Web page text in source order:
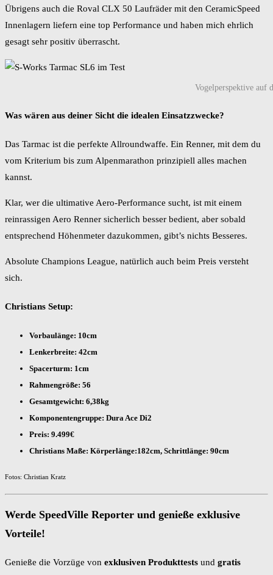
Übrigens auch die Roval CLX 50 Laufräder mit den CeramicSpeed
Innenlagern liefern eine top Performance und haben mich ehrlich
gesagt sehr positiv überrascht.
Vogelperspektive auf
Was wären aus deiner Sicht die idealen Einsatzzwecke?
Das Tarmac ist die perfekte Allroundwaffe. Ein Renner, mit dem du
vom Kriterium bis zum Alpenmarathon prinzipiell alles machen
kannst.
Klar, wer die ultimative Aero-Performance sucht, ist mit einem
reinrassigen Aero Renner sicherlich besser bedient, aber sobald
entsprechend Höhenmeter dazukommen, gibt’s nichts Besseres.
Absolute Champions League, natürlich auch beim Preis versteht
sich.
Christians Setup:
Vorbaulänge: 10cm
Lenkerbreite: 42cm
Spacerturm: 1cm
Rahmengröße: 56
Gesamtgewicht: 6,38kg
Komponentengruppe: Dura Ace Di2
Preis: 9.499€
Christians Maße: Körperlänge:182cm, Schrittlänge: 90cm
Fotos: Christian Kratz
Werde SpeedVille Reporter und genieße exklusive
Vorteile!
Genieße die Vorzüge von exklusiven Produkttests und gratis